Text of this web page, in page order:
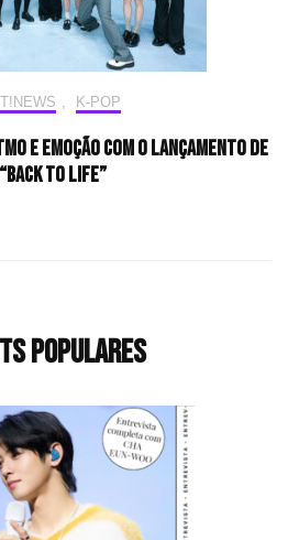
K-POP
e emoção com o lançamento de
“Back to Life”
populares